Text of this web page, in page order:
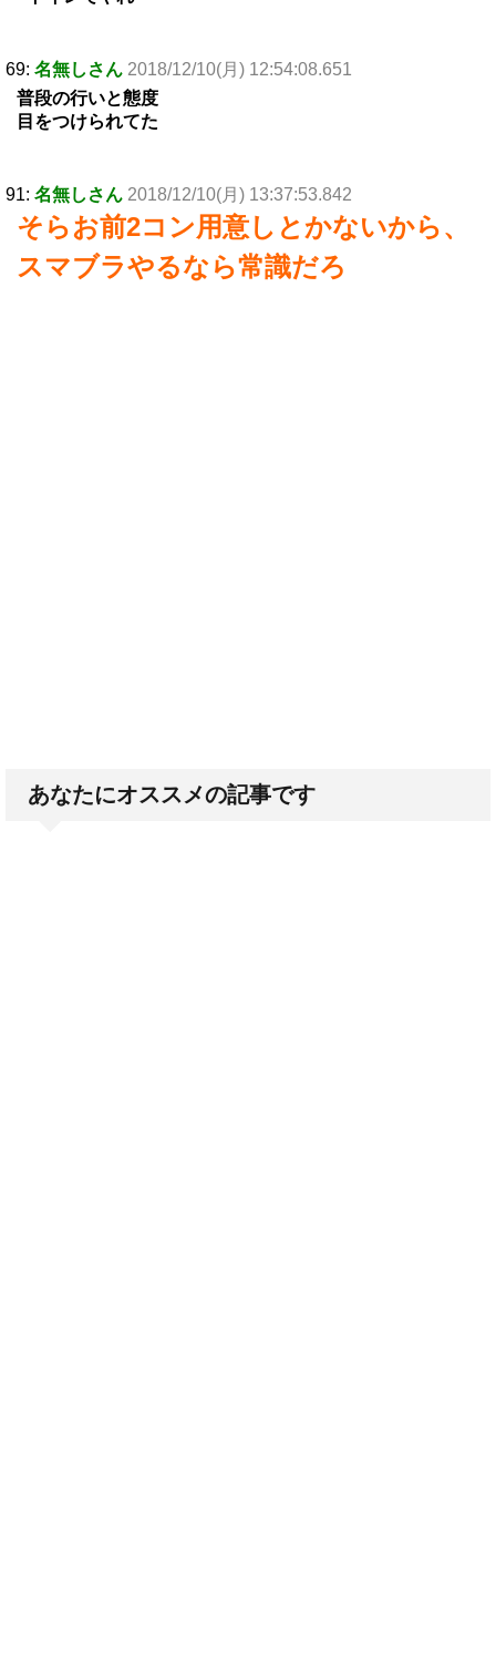
69: 名無しさん 2018/12/10(月) 12:54:08.651
普段の行いと態度
目をつけられてた
91: 名無しさん 2018/12/10(月) 13:37:53.842
そらお前2コン用意しとかないから、
スマブラやるなら常識だろ
あなたにオススメの記事です